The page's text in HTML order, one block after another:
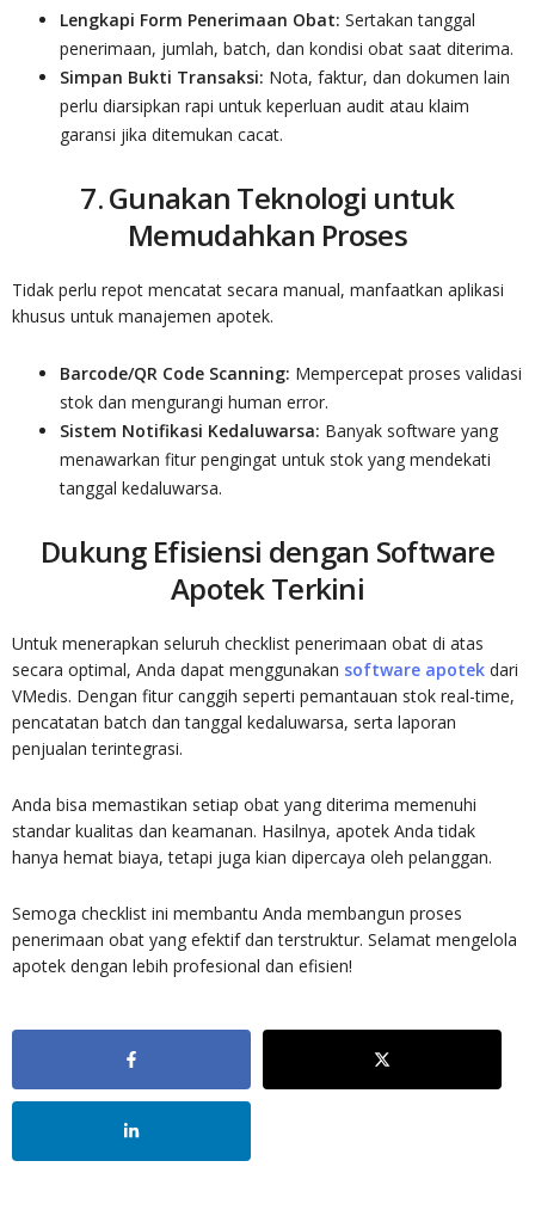
Lengkapi Form Penerimaan Obat: Sertakan tanggal
penerimaan, jumlah, batch, dan kondisi obat saat diterima.
Simpan Bukti Transaksi: Nota, faktur, dan dokumen lain
perlu diarsipkan rapi untuk keperluan audit atau klaim
garansi jika ditemukan cacat.
7. Gunakan Teknologi untuk
Memudahkan Proses
Tidak perlu repot mencatat secara manual, manfaatkan aplikasi
khusus untuk manajemen apotek.
Barcode/QR Code Scanning: Mempercepat proses validasi
stok dan mengurangi human error.
Sistem Notifikasi Kedaluwarsa: Banyak software yang
menawarkan fitur pengingat untuk stok yang mendekati
tanggal kedaluwarsa.
Dukung Efisiensi dengan Software
Apotek Terkini
Untuk menerapkan seluruh checklist penerimaan obat di atas
secara optimal, Anda dapat menggunakan software apotek dari
VMedis. Dengan fitur canggih seperti pemantauan stok real-time,
pencatatan batch dan tanggal kedaluwarsa, serta laporan
penjualan terintegrasi.
Anda bisa memastikan setiap obat yang diterima memenuhi
standar kualitas dan keamanan. Hasilnya, apotek Anda tidak
hanya hemat biaya, tetapi juga kian dipercaya oleh pelanggan.
Semoga checklist ini membantu Anda membangun proses
penerimaan obat yang efektif dan terstruktur. Selamat mengelola
apotek dengan lebih profesional dan efisien!